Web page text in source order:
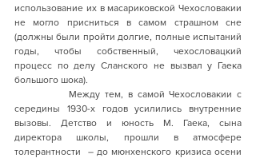
использование их в масариковской Чехословакии
не могло присниться в самом страшном сне
(должны были пройти долгие, полные испытаний
годы, чтобы собственный, чехословацкий
процесс по делу Сланского не вызвал у Гаека
большого шока).
середины 1930-х годов усилились внутренние
вызовы. Детство и юность М. Гаека, сына
директора школы, прошли в атмосфере
толерантности  – до мюнхенского кризиса осени